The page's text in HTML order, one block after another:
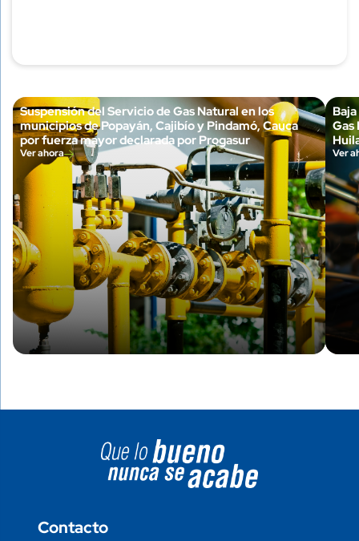
Suspensión del Servicio de Gas Natural en los
municipios de Popayán, Cajibío y Pindamó, Cauca
por fuerza mayor declarada por Progasur
Ver ahora
Gas
Ver
Image block
Contacto